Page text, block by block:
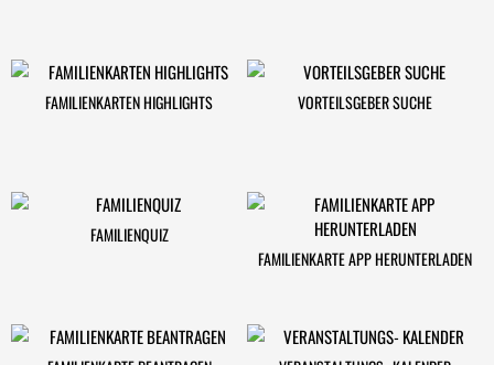
FAMILIENKARTEN HIGHLIGHTS VORTEILSGEBER SUCHE
FAMILIENQUIZ
FAMILIENKARTE APP HERUNTERLADEN